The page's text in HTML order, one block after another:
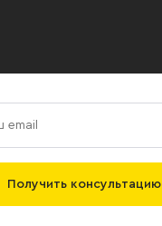
Получить консультацию